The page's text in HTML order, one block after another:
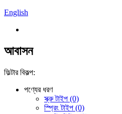
English
আবাসন
ফিল্টার বিকল্প:
পণ্যের ধরণ
স্ক্রু টাইপ (0)
স্প্রিং টাইপ (0)